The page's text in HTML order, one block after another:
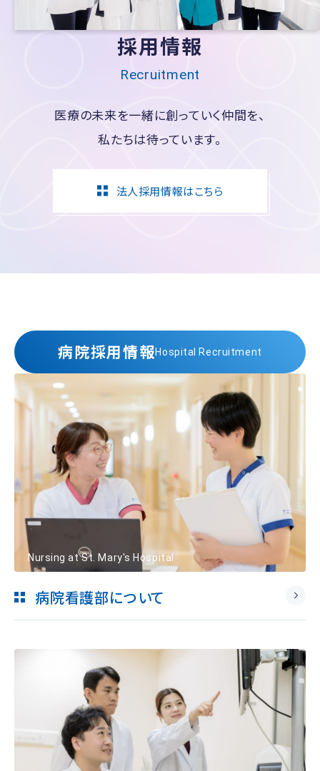
採用情報
Recruitment
医療の未来を一緒に創っていく仲間を、
私たちは待っています。
法人採用情報はこちら
病院採用情報Hospital Recruitment
Nursing at St. Mary's Hospital
病院看護部について